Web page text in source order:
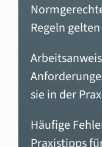
Regeln
sie in der
Häufige
Praxistipps